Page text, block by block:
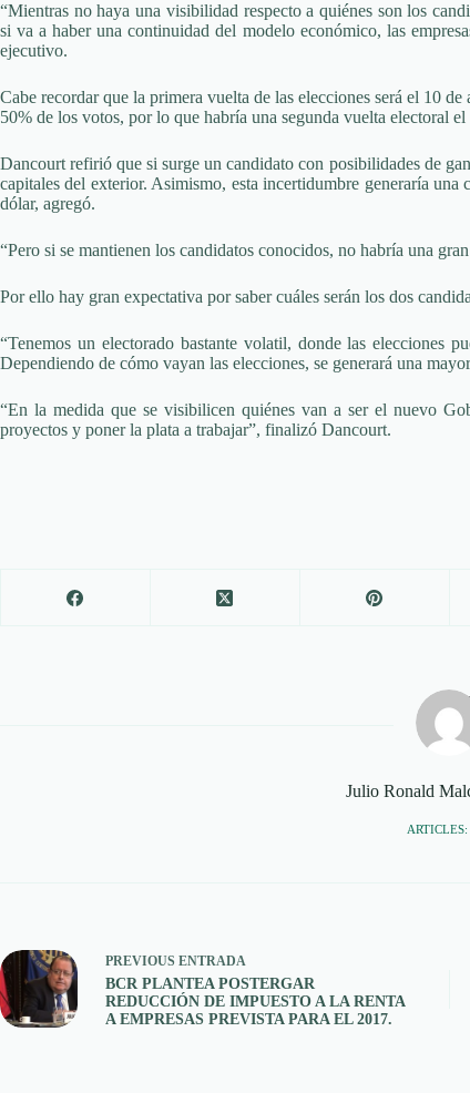
“Mientras no haya una visibilidad respecto a quiénes son los
si va a haber una continuidad del modelo económico, las
ejecutivo.
Cabe recordar que la primera vuelta de las elecciones será el 10
50% de los votos, por lo que habría una segunda vuelta electoral
Dancourt refirió que si surge un candidato con posibilidades de
capitales del exterior. Asimismo, esta incertidumbre generaría
dólar, agregó.
“Pero si se mantienen los candidatos conocidos, no habría una
Por ello hay gran expectativa por saber cuáles serán los dos
“Tenemos un electorado bastante volatil, donde las elecciones
Dependiendo de cómo vayan las elecciones, se generará una
“En la medida que se visibilicen quiénes van a ser el nuevo
proyectos y poner la plata a trabajar”, finalizó Dancourt.
Julio Ronald
PREVIOUS ENTRADA
BCR PLANTEA POSTERGAR
REDUCCIÓN DE IMPUESTO A LA RENTA
A EMPRESAS PREVISTA PARA EL 2017.